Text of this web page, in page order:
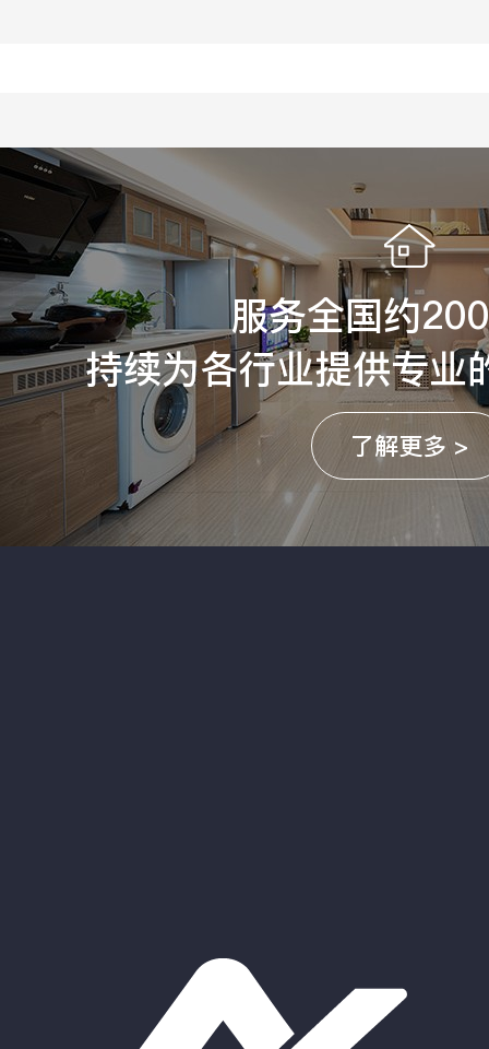
服务全国约
持续为各行业提供专业
了解更多 >